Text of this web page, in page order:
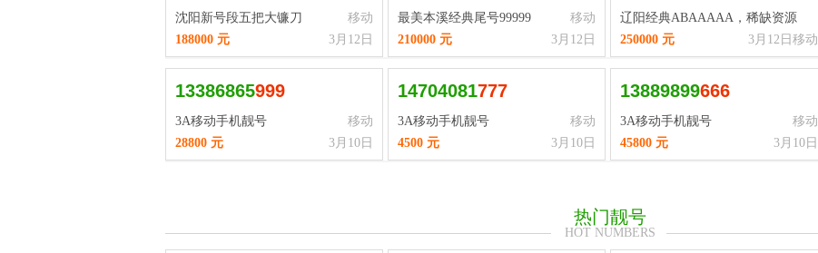
沈阳新号段五把大镰刀
移动
3月12日
188000 元
最美本溪经典尾号99999
移动
3月12日
210000 元
辽阳经典ABAAAAA，稀缺资源
移动
3月12日
250000 元
13386865999
3A移动手机靓号
移动
3月10日
28800 元
14704081777
3A移动手机靓号
移动
3月10日
4500 元
13889899666
3A移动手机靓号
移动
3月10日
45800 元
热门靓号
HOT NUMBERS